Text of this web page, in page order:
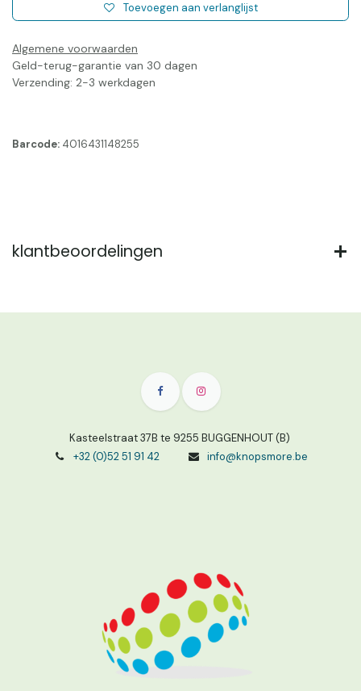
Toevoegen aan verlanglijst
Algemene voorwaarden
Geld-terug-garantie van 30 dagen
Verzending: 2-3 werkdagen
Barcode: 4016431148255
klantbeoordelingen
Kasteelstraat 37B te 9255 BUGGENHOUT (B)
+32 (0)52 51 91 42
info@knopsmore.be